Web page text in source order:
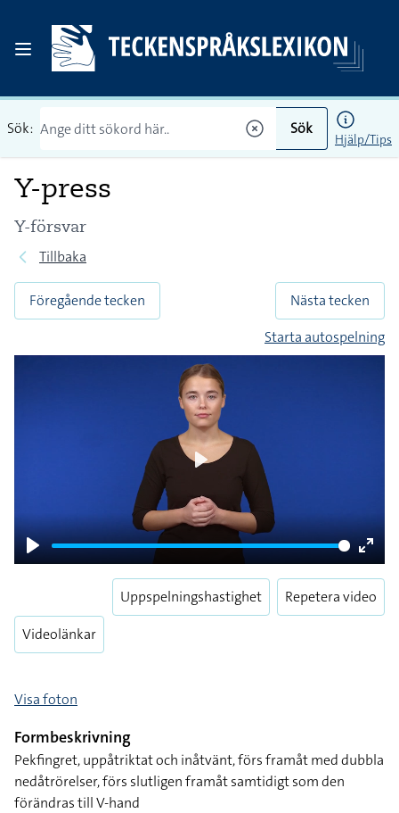
Sök: Sök
Hjälp/Tips
Y-press
Y-försvar
Tillbaka
Föregående tecken
Nästa tecken
Starta autospelning
Play
Enter
Videolänkar
Uppspelningshastighet Repetera video
Visa foton
Formbeskrivning
Pekfingret, uppåtriktat och inåtvänt, förs framåt med dubbla
nedåtrörelser, förs slutligen framåt samtidigt som den
förändras till V-hand